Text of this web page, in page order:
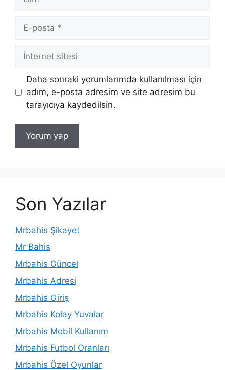
posta
İnternet
Daha sonraki yorumlarımda kullanılması için
adım, e-posta adresim ve site adresim bu
tarayıcıya kaydedilsin.
Son Yazılar
Mrbahis Şikayet
Mr Bahis
Mrbahis Güncel
Mrbahis Adresi
Mrbahis Giriş
Mrbahis Kolay Yuvalar
Mrbahis Mobil Kullanım
Mrbahis Futbol Oranları
Mrbahis Özel Oyunlar